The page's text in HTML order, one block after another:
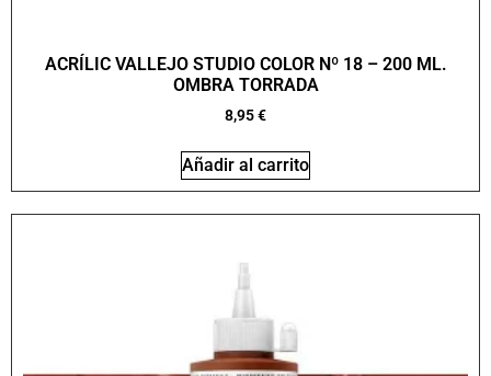
ACRÍLIC VALLEJO STUDIO COLOR Nº 18 – 200 ML.
OMBRA TORRADA
8,95€
Añadir al carrito